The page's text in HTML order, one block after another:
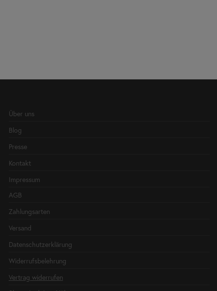
Über uns
Blog
Presse
Kontakt
Impressum
AGB
Zahlungsarten
Versand
Datenschutzerklärung
Widerrufsbelehrung
Vertrag widerrufen